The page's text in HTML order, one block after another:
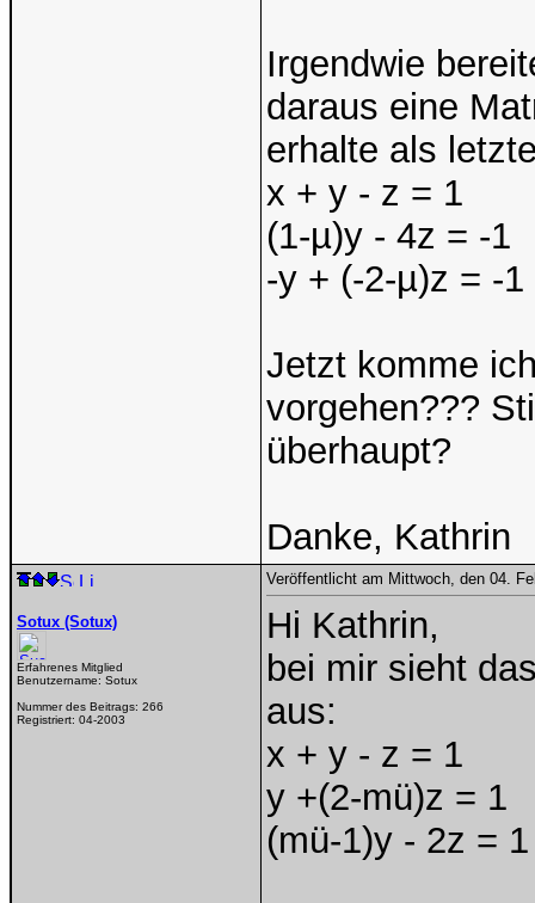
Irgendwie
daraus eine
erhalte als
x + y - z = 1
(1-µ)y - 4z = -1
-y + (-2-µ)z = -1
Jetzt komme
vorgehen???
überhaupt?
Danke, Kathrin
Sotux (Sotux)
Erfahrenes Mitglied
Benutzername: Sotux
Nummer des Beitrags: 266
Registriert: 04-2003
Veröffentlicht am Mittwoch, den 04.
Hi Kathrin,
bei mir sieht
aus:
x + y - z = 1
y +(2-mü)z = 1
(mü-1)y - 2z = 1